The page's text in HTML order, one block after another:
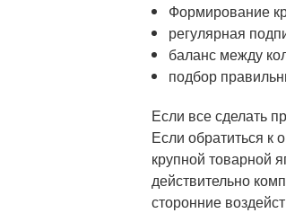
Формирование
регулярная
баланс между
подбор
Если все сделать
Если обратиться к
крупной товарной
действительно
сторонние